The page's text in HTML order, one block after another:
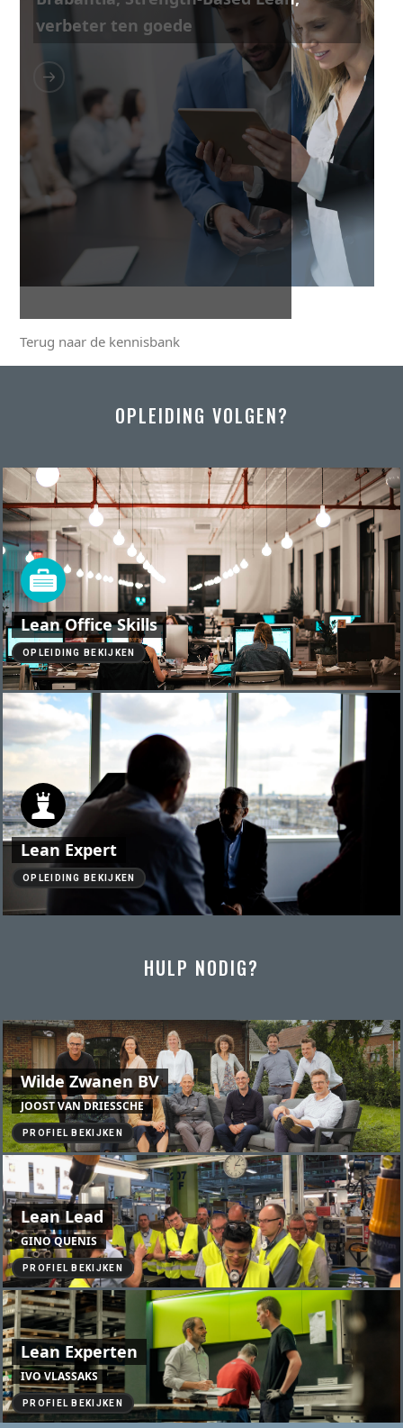
OPLEIDING VOLGEN?
Lean Office Skills
OPLEIDING BEKIJKEN
Lean Expert
OPLEIDING BEKIJKEN
HULP NODIG?
Wilde Zwanen BV
JOOST VAN DRIESSCHE
PROFIEL BEKIJKEN
Lean Lead
GINO QUENIS
PROFIEL BEKIJKEN
Lean Experten
IVO VLASSAKS
PROFIEL BEKIJKEN
verbeter ten goede
Terug naar de kennisbank